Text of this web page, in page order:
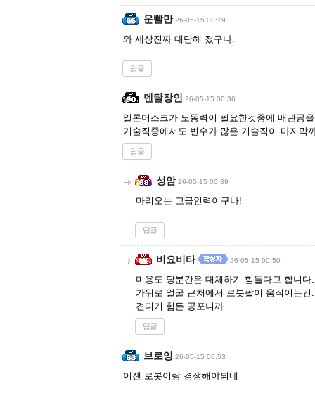
운빨만 26-05-15 00:19
와 세상진짜 대단해 졌구나.
답글
멘탈장인 26-05-15 00:36
일론머스크가 노동력이 필요한것중에 배관공
기술직중에서도 변수가 많은 기술직이 마지막
답글
성암 26-05-15 00:39
마리오는 고급인력이구나!
답글
비요비타 26-05-15 00:50
미용도 당분간은 대체하기 힘들다고 합니다.
가위로 얼굴 근처에서 로봇팔이 움직이는건
견디기 힘든 공포니까..
답글
브로잉 26-05-15 00:53
이젠 로봇이랑 경쟁해야되네